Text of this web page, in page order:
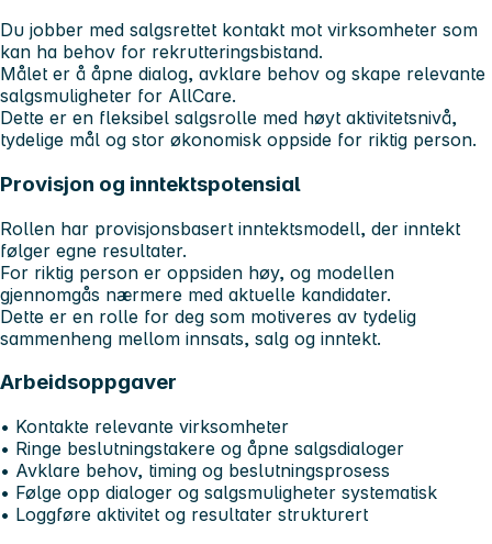
Du jobber med salgsrettet kontakt mot virksomheter som
kan ha behov for rekrutteringsbistand.
Målet er å åpne dialog, avklare behov og skape relevante
salgsmuligheter for AllCare.
Dette er en fleksibel salgsrolle med høyt aktivitetsnivå,
tydelige mål og stor økonomisk oppside for riktig person.
Provisjon og inntektspotensial
Rollen har provisjonsbasert inntektsmodell, der inntekt
følger egne resultater.
For riktig person er oppsiden høy, og modellen
gjennomgås nærmere med aktuelle kandidater.
Dette er en rolle for deg som motiveres av tydelig
sammenheng mellom innsats, salg og inntekt.
Arbeidsoppgaver
• Kontakte relevante virksomheter
• Ringe beslutningstakere og åpne salgsdialoger
• Avklare behov, timing og beslutningsprosess
• Følge opp dialoger og salgsmuligheter systematisk
• Loggføre aktivitet og resultater strukturert